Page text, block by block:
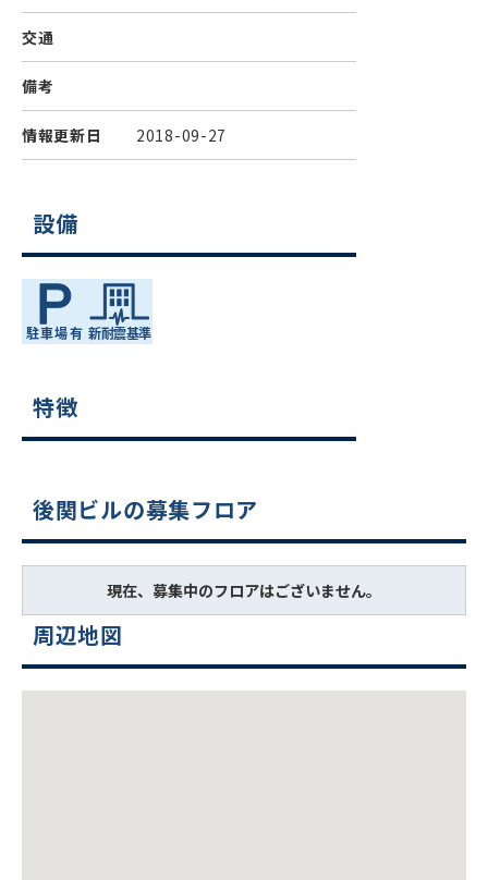
交通
備考
情報更新日 2018-09-27
設備
特徴
後関ビルの募集フロア
現在、募集中のフロアはございません。
周辺地図